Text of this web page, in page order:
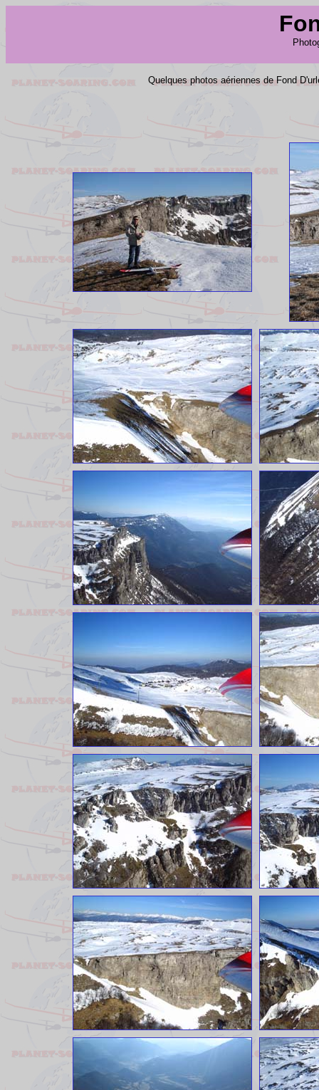
Quelques photos aériennes de Fond